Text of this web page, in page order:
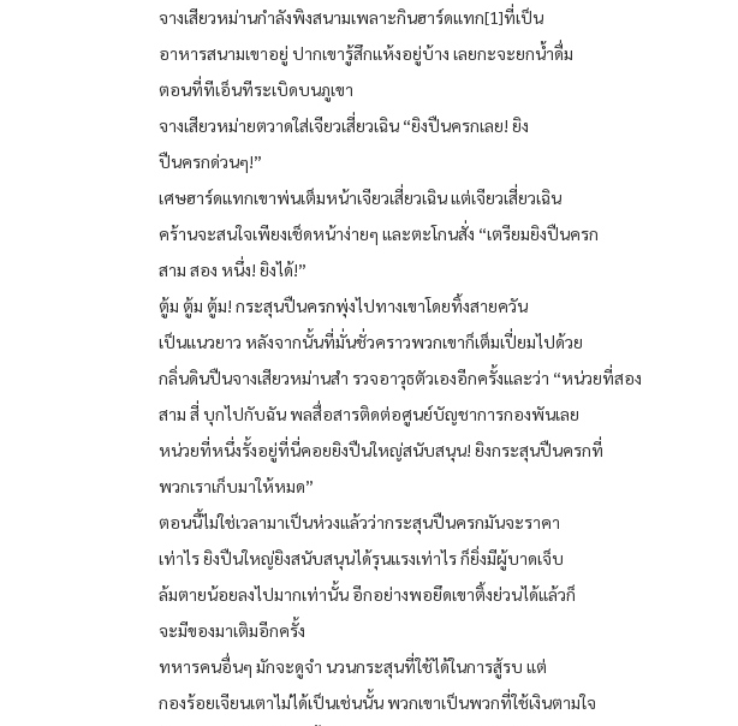
จางเสียวหม่านกำลังพิงสนามเพลาะกินฮาร์ดแทก[1]ที่เป็น
อาหารสนามเขาอยู่ ปากเขารู้สึกแห้งอยู่บ้าง เลยกะจะยกน้ำดื่ม
ตอนที่ทีเอ็นทีระเบิดบนภูเขา
จางเสียวหม่ายตวาดใส่เจียวเสี่ยวเฉิน “ยิงปืนครกเลย! ยิง
ปืนครกด่วนๆ!”
เศษฮาร์ดแทกเขาพ่นเต็มหน้าเจียวเสี่ยวเฉิน แต่เจียวเสี่ยวเฉิน
คร้านจะสนใจเพียงเช็ดหน้าง่ายๆ และตะโกนสั่ง “เตรียมยิงปืนครก
สาม สอง หนึ่ง! ยิงได้!”
ตู้ม ตู้ม ตู้ม! กระสุนปืนครกพุ่งไปทางเขาโดยทิ้งสายควัน
เป็นแนวยาว หลังจากนั้นที่มั่นชั่วคราวพวกเขาก็เต็มเปี่ยมไปด้วย
กลิ่นดินปืนจางเสียวหม่านสำ รวจอาวุธตัวเองอีกครั้งและว่า “หน่วยที่สอง
สาม สี่ บุกไปกับฉัน พลสื่อสารติดต่อศูนย์บัญชาการกองพันเลย
หน่วยที่หนึ่งรั้งอยู่ที่นี่คอยยิงปืนใหญ่สนับสนุน! ยิงกระสุนปืนครกที่
พวกเราเก็บมาให้หมด”
ตอนนี้ไม่ใช่เวลามาเป็นห่วงแล้วว่ากระสุนปืนครกมันจะราคา
เท่าไร ยิงปืนใหญ่ยิงสนับสนุนได้รุนแรงเท่าไร ก็ยิ่งมีผู้บาดเจ็บ
ล้มตายน้อยลงไปมากเท่านั้น อีกอย่างพอยึดเขาติ้งย่วนได้แล้วก็
จะมีของมาเติมอีกครั้ง
ทหารคนอื่นๆ มักจะดูจำ นวนกระสุนที่ใช้ได้ในการสู้รบ แต่
กองร้อยเจียนเตาไม่ได้เป็นเช่นนั้น พวกเขาเป็นพวกที่ใช้เงินตามใจ